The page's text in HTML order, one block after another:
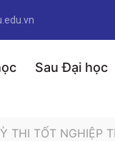
Sau Đại học
THI TỐT